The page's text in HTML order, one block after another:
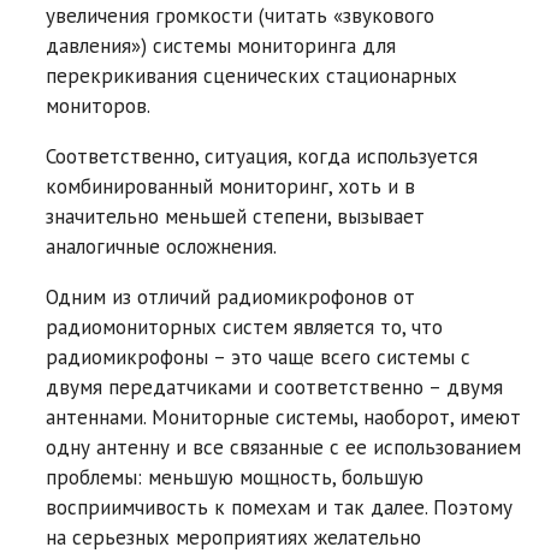
увеличения громкости (читать «звукового
давления») системы мониторинга для
перекрикивания сценических стационарных
мониторов.
Соответственно, ситуация, когда используется
комбинированный мониторинг, хоть и в
значительно меньшей степени, вызывает
аналогичные осложнения.
Одним из отличий радиомикрофонов от
радиомониторных систем является то, что
радиомикрофоны – это чаще всего системы с
двумя передатчиками и соответственно – двумя
антеннами. Мониторные системы, наоборот, имеют
одну антенну и все связанные с ее использованием
проблемы: меньшую мощность, большую
восприимчивость к помехам и так далее. Поэтому
на серьезных мероприятиях желательно